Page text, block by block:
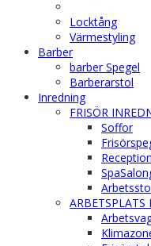
Locktång
Värmestyling
Barber
barber Spegel
Barberarstol
Inredning
FRISÖR
Soffor
ARBETSPLATS